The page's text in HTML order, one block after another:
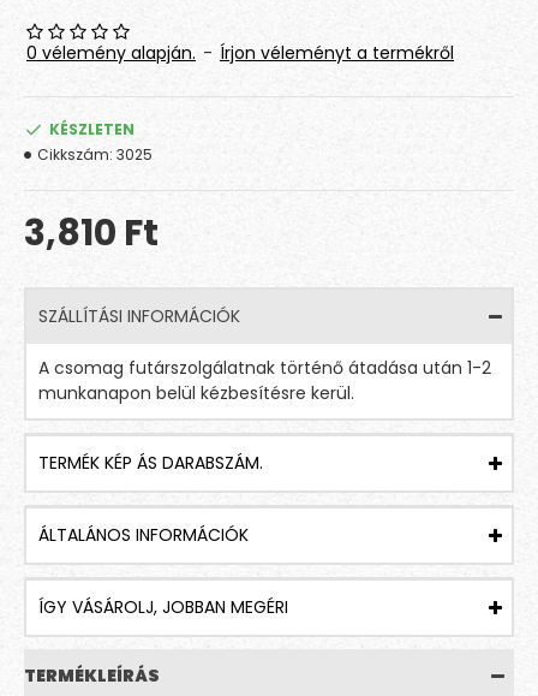
0 vélemény alapján. - Írjon véleményt a termékről
3,810 Ft
KÉSZLETEN
Cikkszám: 3025
SZÁLLÍTÁSI INFORMÁCIÓK
A csomag futárszolgálatnak történő átadása után 1-2
munkanapon belül kézbesítésre kerül.
TERMÉK KÉP ÁS DARABSZÁM.
ÁLTALÁNOS INFORMÁCIÓK
ÍGY VÁSÁROLJ, JOBBAN MEGÉRI
TERMÉKLEÍRÁS